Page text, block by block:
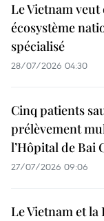
Le Vietnam
écosystème
spécialisé
28/07/2026 04:30
Cinq patients
prélèvement
l’Hôpital de Bai
27/07/2026 09:06
Le Vietnam et